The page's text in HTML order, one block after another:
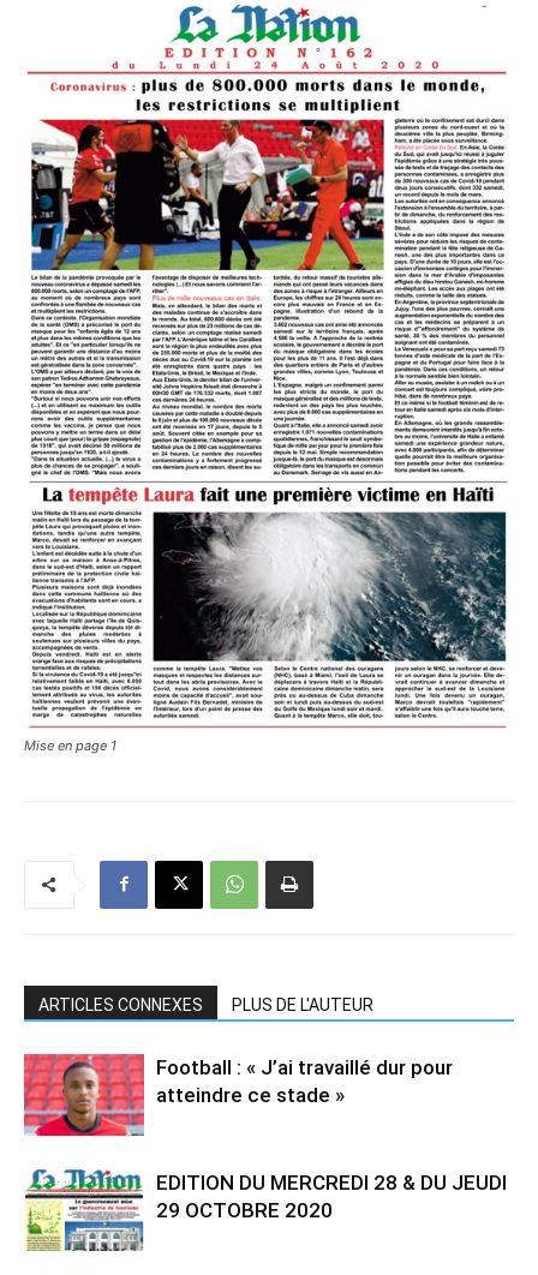
Mise en page 1
ARTICLES CONNEXES PLUS DE L'AUTEUR
Football : « J’ai travaillé dur pour
atteindre ce stade »
EDITION DU MERCREDI 28 & DU JEUDI
29 OCTOBRE 2020